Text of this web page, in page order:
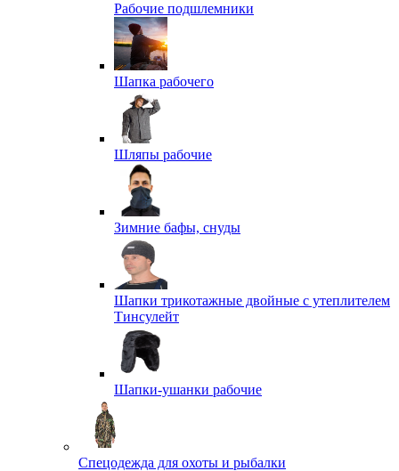
Рабочие подшлемники
Шапка рабочего
Шляпы рабочие
Зимние бафы, снуды
Шапки трикотажные двойные с утеплителем
Тинсулейт
Шапки-ушанки рабочие
Спецодежда для охоты и рыбалки